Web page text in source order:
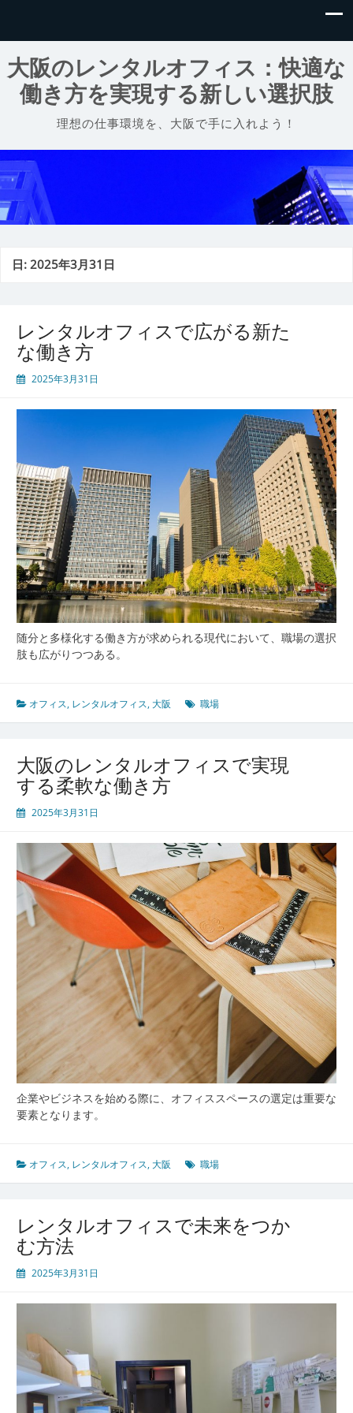
大阪のレンタルオフィス：快適な
働き方を実現する新しい選択肢
理想の仕事環境を、大阪で手に入れよう！
日:2025年3月31日
レンタルオフィスで広がる新た
な働き方
2025年3月31日
随分と多様化する働き方が求められる現代において、職場の選択
肢も広がりつつある。
オフィス, レンタルオフィス,大阪 職場
大阪のレンタルオフィスで実現
する柔軟な働き方
2025年3月31日
企業やビジネスを始める際に、オフィススペースの選定は重要な
要素となります。
オフィス, レンタルオフィス,大阪 職場
レンタルオフィスで未来をつか
む方法
2025年3月31日